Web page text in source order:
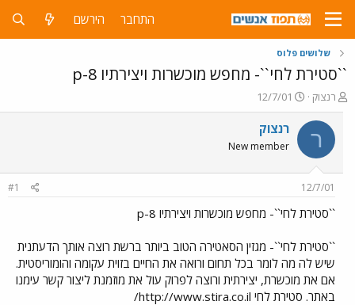
התחבר הירשם
שלושים פלוס
``סטירת לחי``- מחפש מוכשרות ויצירתיו 8-p
פ
ו
ת
ח
ה
ש
א
רנצוק
פ
ו
ר
ר
ך
12/7/01
ר רנצוק
New member
12/7/01
#1
``סטירת לחי``- מחפש מוכשרות ויצירתיו 8-p
``סטירת לחי``- מגזין הסאטירה הטוב ביותר ברשת רוצה אותך הדעתנית
שיש לה מה לומר בכל תחום ורואה את החיים בזוית עקומה והומוריסטית.
אם את מוכשרת, יצירתית ורוצה לפרוק עול את מוזמנת ליצור קשר עימנו
באתר. סטירת לחי http://www.stira.co.il/